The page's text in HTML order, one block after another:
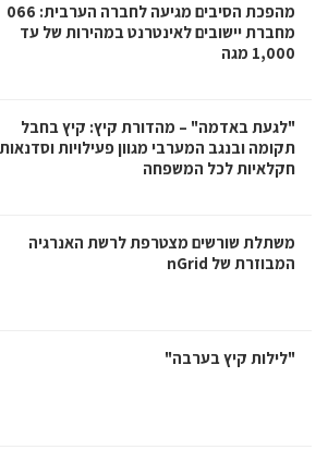
מהפכת הסיבים מגיעה לחברה הערבית: 066
מחברת יישובים לאינטרנט במהירות של עד
1,000 מגה
"לגעת באדמה" – מהדורת קיץ: קיץ בחבל
תקומה ובנגב המערבי מגוון פעילויות וסדנאות
חקלאיות לכל המשפחה
משתלת שורשים מצטרפת לרשת האנרגיה
המבוזרת של nGrid
"לילות קיץ בערבה"